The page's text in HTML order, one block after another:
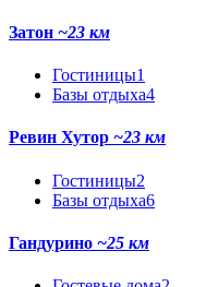
Затон ~23 км
Гостиницы1
Базы отдыха4
Ревин Хутор ~23 км
Гостиницы2
Базы отдыха6
Гандурино ~25 км